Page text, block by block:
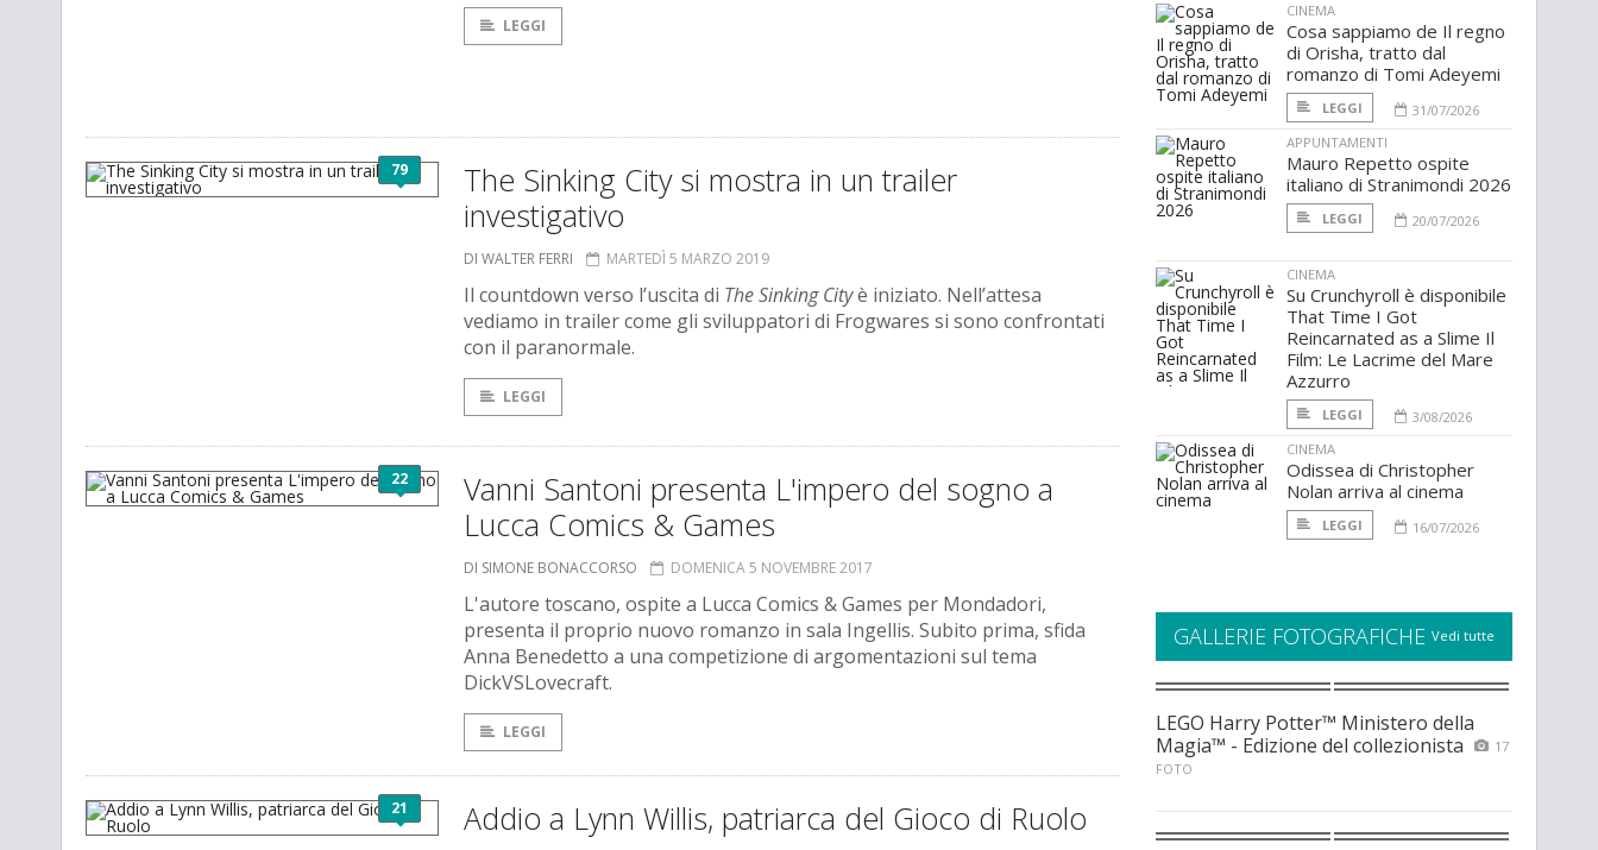
LEGGI
79
The Sinking City si mostra in un trailer
investigativo
DI WALTER FERRI MARTEDÌ 5 MARZO 2019
Il countdown verso l’uscita di The Sinking Cityè iniziato. Nell’attesa
vediamo in trailer come gli sviluppatori di Frogwares si sono confrontati
con il paranormale.
LEGGI
22
Vanni Santoni presenta L'impero del sogno a
Lucca Comics & Games
DI SIMONE BONACCORSO DOMENICA 5 NOVEMBRE 2017
L'autore toscano, ospite a Lucca Comics & Games per Mondadori,
presenta il proprio nuovo romanzo in sala Ingellis. Subito prima, sfida
Anna Benedetto a una competizione di argomentazioni sul tema
DickVSLovecraft.
LEGGI
21 Addio a Lynn Willis, patriarca del Gioco di Ruolo
CINEMA
Cosa sappiamo de Il regno
di Orisha, tratto dal
romanzo di Tomi Adeyemi
LEGGI
31/07/2026
APPUNTAMENTI
Mauro Repetto ospite
italiano di Stranimondi 2026
LEGGI 20/07/2026
CINEMA
Su Crunchyroll è disponibile
That Time I Got
Reincarnated as a Slime Il
Film: Le Lacrime del Mare
Azzurro
LEGGI
3/08/2026
CINEMA
Odissea di Christopher
Nolan arriva al cinema
LEGGI 16/07/2026
GALLERIE FOTOGRAFICHE Vedi tutte
LEGO Harry Potter™ Ministero della
Magia™ - Edizione del collezionista
17
FOTO